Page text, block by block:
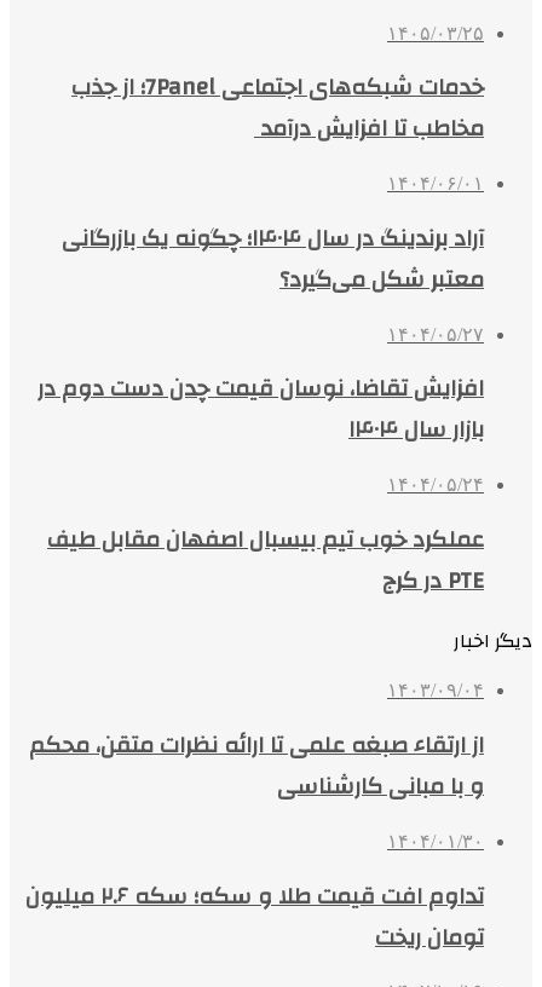
۱۴۰۵/۰۳/۲۵
خدمات شبکه‌های اجتماعی 7Panel؛ از جذب
مخاطب تا افزایش درآمد
۱۴۰۴/۰۶/۰۱
آراد برندینگ در سال ۱۴۰۴؛ چگونه یک بازرگانی
معتبر شکل می‌گیرد؟
۱۴۰۴/۰۵/۲۷
افزایش تقاضا، نوسان قیمت چدن دست دوم در
بازار سال ۱۴۰۴
۱۴۰۴/۰۵/۲۴
عملکرد خوب تیم بیسبال اصفهان مقابل طیف
PTE در کرج
دیگر اخبار
۱۴۰۳/۰۹/۰۴
از ارتقاء صبغه علمی تا ارائه نظرات متقن، محکم
و با مبانی کارشناسی
۱۴۰۴/۰۱/۳۰
تداوم افت قیمت طلا و سکه؛ سکه ۲.۶ میلیون
تومان ریخت